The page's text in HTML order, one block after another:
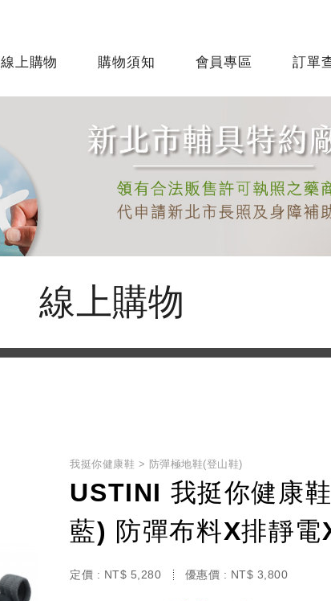
線上購物 購物須知 會員專區 訂單
線上購物
我挺你健康鞋 防彈極地鞋(登山鞋)
USTINI 我挺你健康
藍) 防彈布料X排靜
定價 : NT$ 5,280 優惠價 : NT$ 3,800